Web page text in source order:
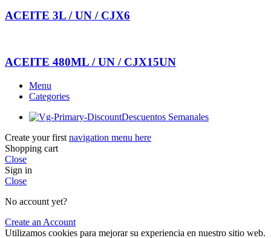
ACEITE 3L / UN / CJX6
ACEITE 480ML / UN / CJX15UN
Menu
Categories
Descuentos Semanales
Create your first navigation menu here
Shopping cart
Close
Sign in
Close
No account yet?
Create an Account
Utilizamos cookies para mejorar su experiencia en nuestro sitio web.